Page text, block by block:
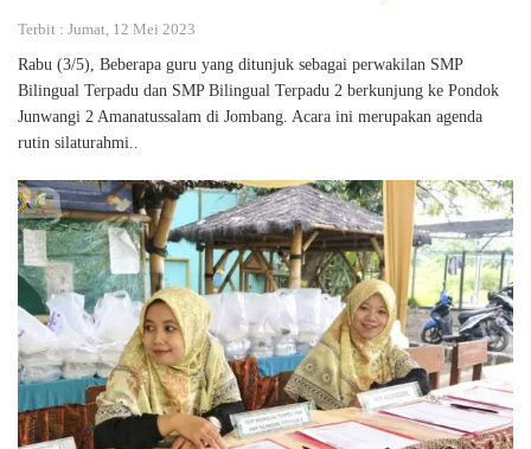
Terbit : Jumat, 12 Mei 2023
Rabu (3/5), Beberapa guru yang ditunjuk sebagai perwakilan SMP
Bilingual Terpadu dan SMP Bilingual Terpadu 2 berkunjung ke Pondok
Junwangi 2 Amanatussalam di Jombang. Acara ini merupakan agenda
rutin silaturahmi..